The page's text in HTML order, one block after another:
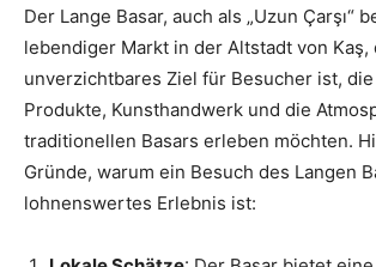
Der Lange Basar, auch als „Uzun Çarşı“
lebendiger Markt in der Altstadt von Kaş,
unverzichtbares Ziel für Besucher ist,
Produkte, Kunsthandwerk und die
traditionellen Basars erleben möchten.
Gründe, warum ein Besuch des Langen
lohnenswertes Erlebnis ist: